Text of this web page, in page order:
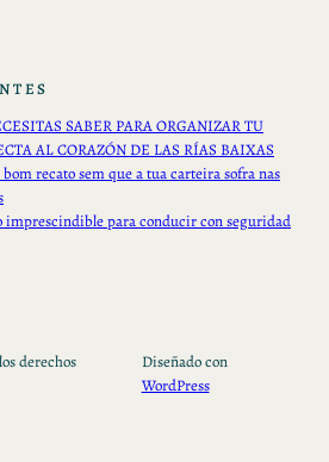
SABER PARA ORGANIZAR TU
AL CORAZÓN DE LAS RÍAS BAIXAS
recato sem que a tua carteira sofra nas
para conducir con seguridad
derechos
Diseñado con
WordPress